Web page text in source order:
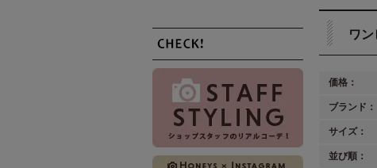
ワン
価格：
ブランド：
サイズ：
並び順：